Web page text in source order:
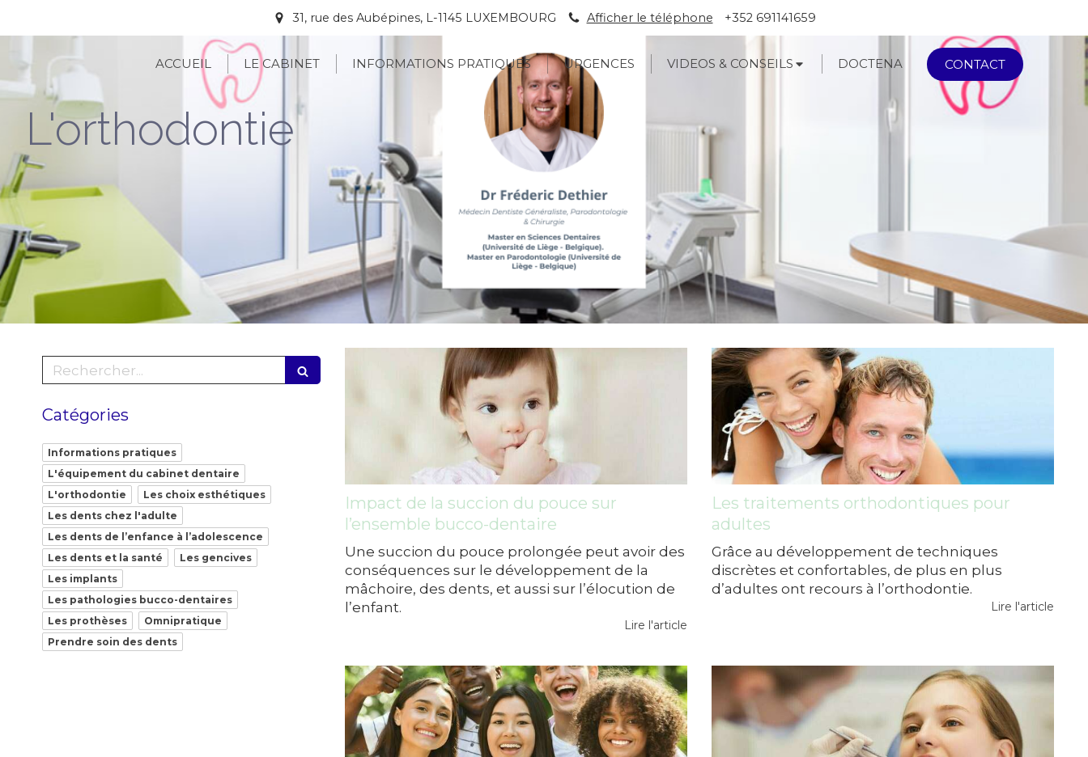
31, rue des Aubépines, L-1145 LUXEMBOURG Afficher le téléphone +352 691141659
ACCUEIL LE CABINET INFORMATIONS PRATIQUES URGENCES VIDEOS & CONSEILS DOCTENA CONTACT
L'orthodontie
Impact de la succion du pouce sur
l’ensemble bucco-dentaire
Une succion du pouce prolongée peut avoir des
conséquences sur le développement de la
mâchoire, des dents, et aussi sur l’élocution de
l’enfant.
Lire l'article
Les traitements orthodontiques pour
adultes
Grâce au développement de techniques
discrètes et confortables, de plus en plus
d’adultes ont recours à l’orthodontie.
Lire l'article
Rechercher
Catégories
Informations pratiques
L'équipement du cabinet dentaire
L'orthodontie
Les choix esthétiques
Les dents chez l'adulte
Les dents de l’enfance à l’adolescence
Les dents et la santé
Les gencives
Les implants
Les pathologies bucco-dentaires
Les prothèses
Omnipratique
Prendre soin des dents